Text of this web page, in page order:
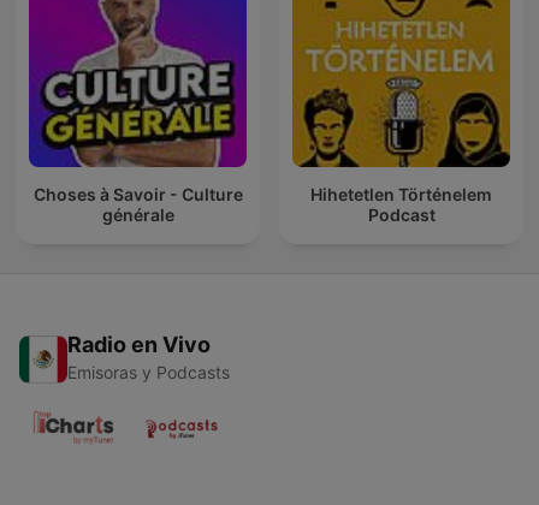
Choses à Savoir - Culture
générale
Hihetetlen Történelem
Podcast
Radio en Vivo
Emisoras y Podcasts